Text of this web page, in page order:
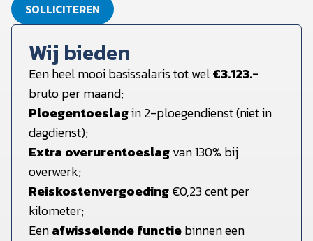
SOLLICITEREN
Wij bieden
Een heel mooi basissalaris tot wel€3.123.-
bruto per maand;
Ploegentoeslagin 2-ploegendienst (niet in
dagdienst);
Extra overurentoeslagvan 130% bij
overwerk;
Reiskostenvergoeding€0,23 cent per
kilometer;
Eenafwisselende functiebinnen een